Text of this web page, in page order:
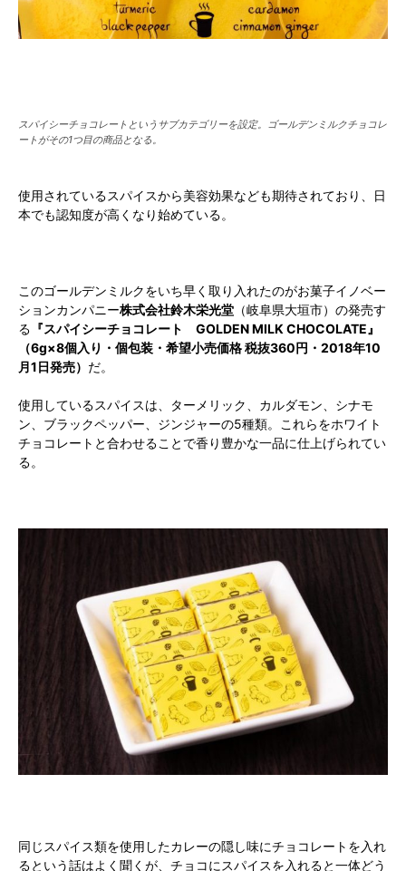
スパイシーチョコレートというサブカテゴリーを設定。ゴールデンミルクチョコレ
ートがその1つ目の商品となる。
使用されているスパイスから美容効果なども期待されており、日
本でも認知度が高くなり始めている。
このゴールデンミルクをいち早く取り入れたのがお菓子イノベー
ションカンパニー株式会社鈴木栄光堂 （岐阜県大垣市）の発売す
る 『スパイシーチョコレート GOLDEN MILK CHOCOLATE』
（6g×8個入り・個包装・希望小売価格 税抜360円・2018年10
月1日発売） だ。
使用しているスパイスは、ターメリック、カルダモン、シナモ
ン、ブラックペッパー、ジンジャーの5種類。これらをホワイト
チョコレートと合わせることで香り豊かな一品に仕上げられてい
る。
同じスパイス類を使用したカレーの隠し味にチョコレートを入れ
るという話はよく聞くが、チョコにスパイスを入れると一体どう